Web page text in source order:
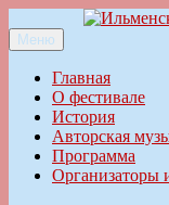
к
содержимому
Ильменский
Меню
Главная
О фестивале
История
Авторская
Программа
Организаторы